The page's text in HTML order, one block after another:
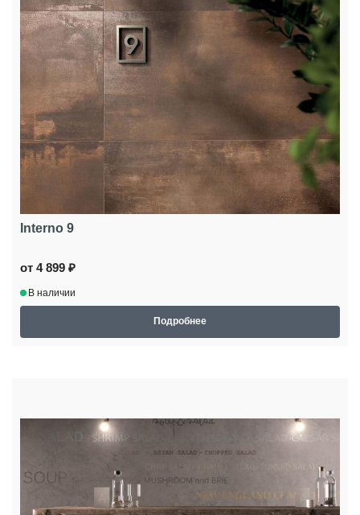
Interno 9
от 4 899 ₽
В наличии
Подробнее